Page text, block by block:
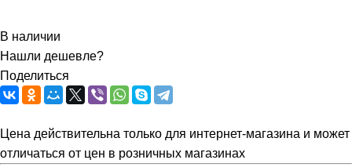
В наличии
Нашли дешевле?
Поделиться
Цена действительна только для интернет-магазина и может
отличаться от цен в розничных магазинах